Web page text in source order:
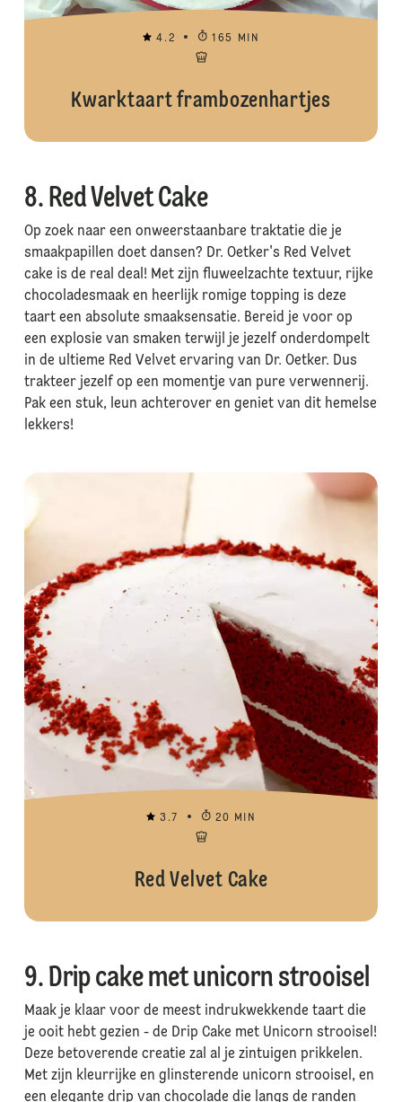
4.2 165 MIN
Kwarktaart frambozenhartjes
8. Red Velvet Cake
Op zoek naar een onweerstaanbare traktatie die je
smaakpapillen doet dansen? Dr. Oetker's Red Velvet
cake is de real deal! Met zijn fluweelzachte textuur, rijke
chocoladesmaak en heerlijk romige topping is deze
taart een absolute smaaksensatie. Bereid je voor op
een explosie van smaken terwijl je jezelf onderdompelt
in de ultieme Red Velvet ervaring van Dr. Oetker. Dus
trakteer jezelf op een momentje van pure verwennerij.
Pak een stuk, leun achterover en geniet van dit hemelse
lekkers!
3.7 20 MIN
Red Velvet Cake
9. Drip cake met unicorn strooisel
Maak je klaar voor de meest indrukwekkende taart die
je ooit hebt gezien - de Drip Cake met Unicorn strooisel!
Deze betoverende creatie zal al je zintuigen prikkelen.
Met zijn kleurrijke en glinsterende unicorn strooisel, en
een elegante drip van chocolade die langs de randen